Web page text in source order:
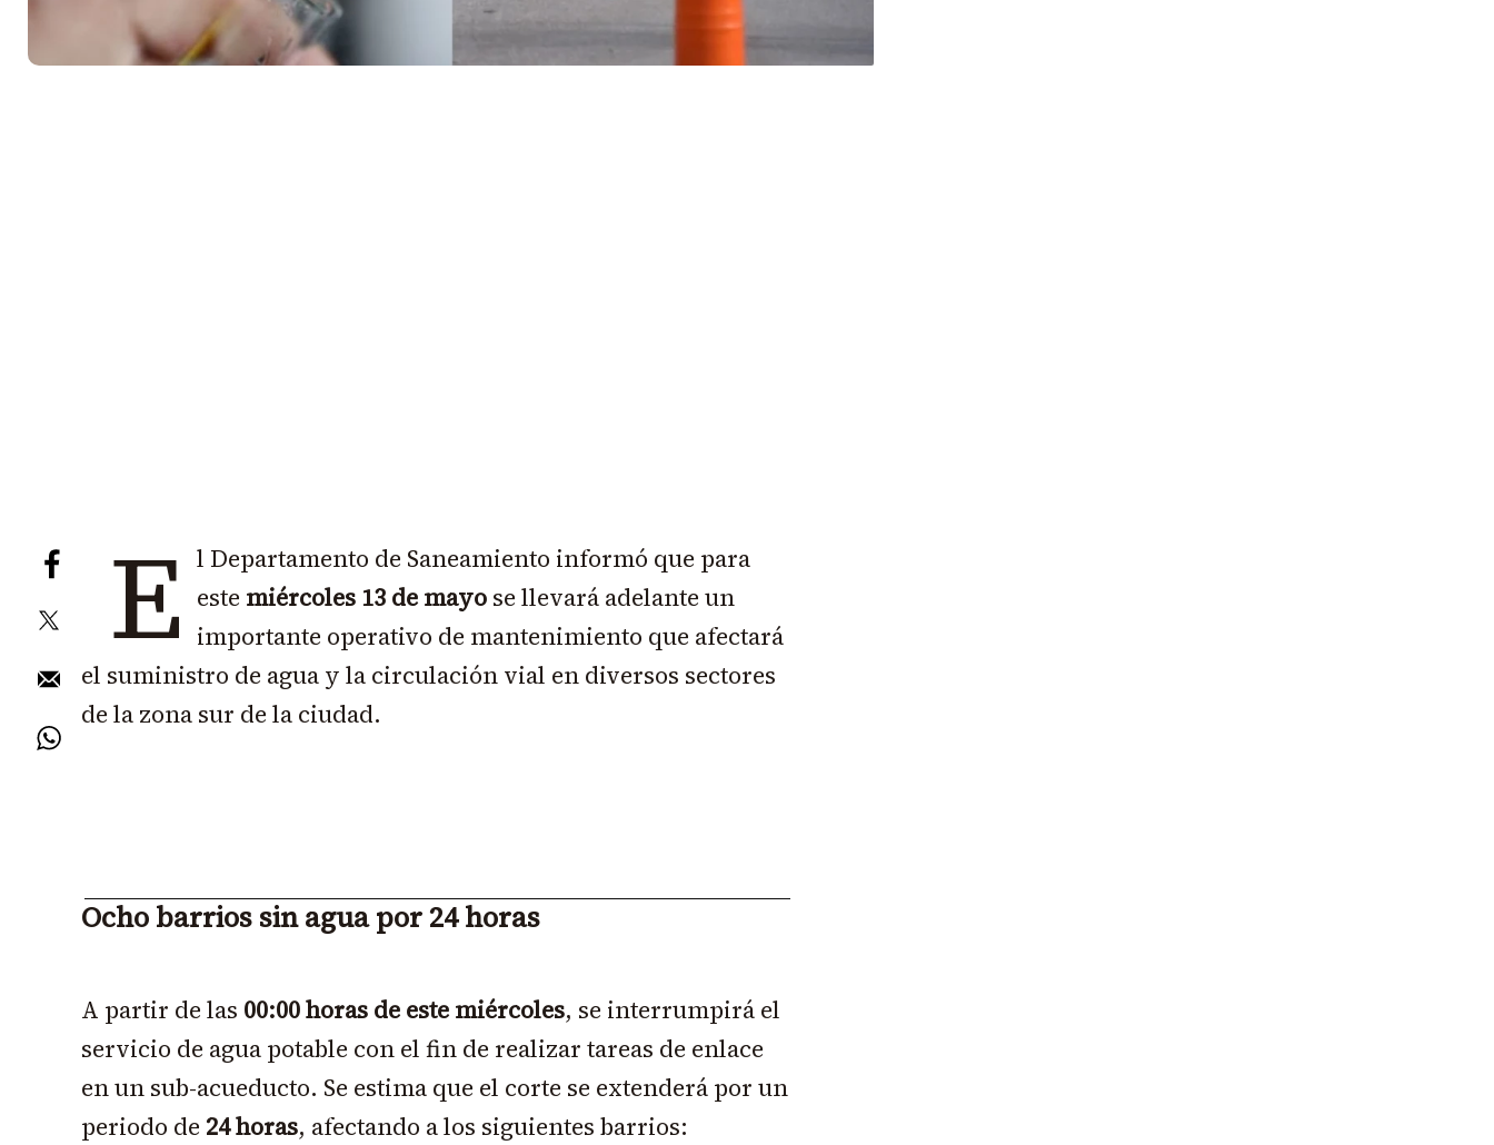
E l Departamento de Saneamiento informó que para
este miércoles 13 de mayose llevará adelante un
importante operativo de mantenimiento que afectará
el suministro de agua y la circulación vial en diversos sectores
de la zona sur de la ciudad.
Ocho barrios sin agua por 24 horas
A partir de las 00:00 horas de este miércoles, se interrumpirá el
servicio de agua potable con el fin de realizar tareas de enlace
en un sub-acueducto. Se estima que el corte se extenderá por un
periodo de 24 horas, afectando a los siguientes barrios: